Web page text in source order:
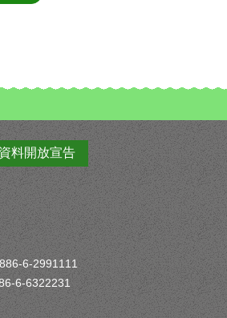
料開放宣告
6-2991111
6-6322231